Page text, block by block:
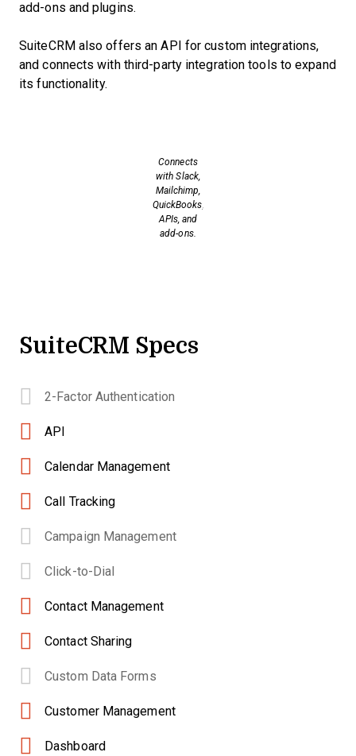
add-ons and plugins.
SuiteCRM also offers an API for custom integrations,
and connects with third-party integration tools to expand
its functionality.
Connects
with Slack,
Mailchimp,
QuickBooks,
APIs, and
add-ons.
SuiteCRM Specs
2-Factor Authentication
API
Calendar Management
Call Tracking
Campaign Management
Click-to-Dial
Contact Management
Contact Sharing
Custom Data Forms
Customer Management
Dashboard